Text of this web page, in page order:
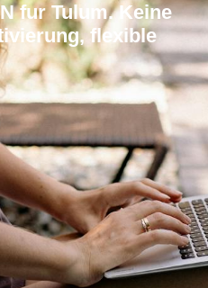
fur Tulum. Keine
flexible